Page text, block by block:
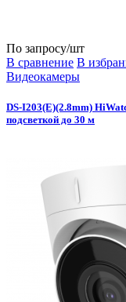
По запросу/шт
В сравнение В
Видеокамеры
DS-I203(E)(2.8mm)
подсветкой до 30 м